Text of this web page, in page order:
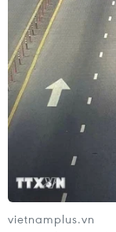
vietnamplus.vn